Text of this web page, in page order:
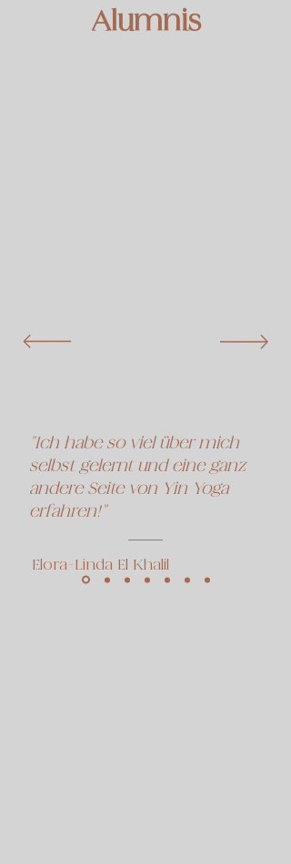
Alumnis
"Ich habe so viel über mich
selbst gelernt und eine ganz
andere Seite von Yin Yoga
erfahren!"
Elora-Linda El Khalil